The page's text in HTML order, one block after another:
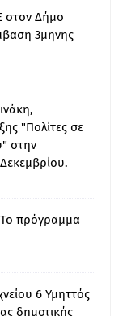
στον Δήμο
3μηνης
"Πολίτες σε
στην
πρόγραμμα
6 Υμηττός
δημοτικής